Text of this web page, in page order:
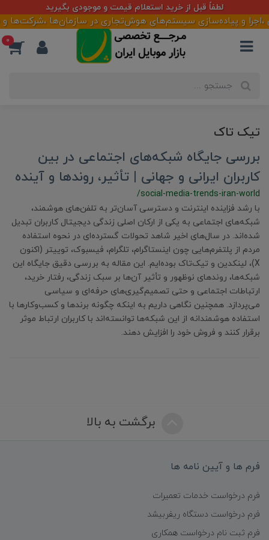
لطفاً قبل از خرید استعلام قیمت و موجودی بگیرید
و پیاده‌سازی سیستم‌های هوش‌تجاری در سازمان‌ها ،شرکت‌ها و
0
تیک تاک
بررسی جایگاه شبکه‌های اجتماعی در بین
کاربران ایرانی و جهانی | تأثیر، روندها و آینده
/social-media-trends-iran-world
با رشد فزاینده اینترنت و دسترسی آسان‌تر به تلفن‌های هوشمند،
شبکه‌های اجتماعی به یکی از ارکان اصلی زندگی دیجیتال کاربران تبدیل
شده‌اند. در سال‌های اخیر شاهد تحولات گسترده‌ای در نحوه استفاده
مردم از پلتفرم‌هایی چون اینستاگرام، تلگرام، فیسبوک، توییتر (اکنون
X)، لینکدین و تیک‌تاک بوده‌ایم. این مقاله به بررسی دقیق جایگاه این
شبکه‌ها، روندهای نوظهور و تأثیر آن‌ها بر سبک زندگی، رفتار خرید،
ارتباطات اجتماعی و حتی تصمیم‌گیری‌های حرفه‌ای و سیاسی
می‌پردازد. همچنین نگاهی داریم به اینکه چگونه برندها و کسب‌وکارها با
استفاده هوشمندانه از این شبکه‌ها توانسته‌اند با کاربران ارتباط موثر
برقرار کنند و فروش خود را افزایش دهند.
برگشت به بالا
فرم ها و آیین نامه ها
فرم درخواست خدمات تعمیرات
فرم درخواست دستگاه ریفربیشد
فرم ثبت نام درخواست همکاری